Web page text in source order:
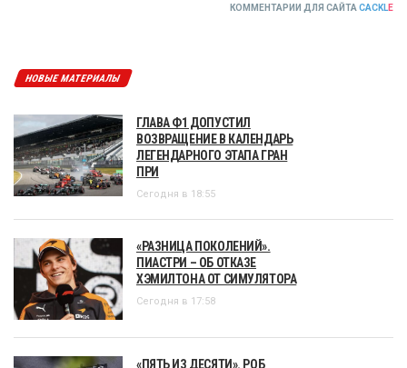
КОММЕНТАРИИ ДЛЯ САЙТА CACKLE
НОВЫЕ МАТЕРИАЛЫ
ГЛАВА Ф1 ДОПУСТИЛ
ВОЗВРАЩЕНИЕ В КАЛЕНДАРЬ
ЛЕГЕНДАРНОГО ЭТАПА ГРАН
ПРИ
Сегодня в 18:55
«РАЗНИЦА ПОКОЛЕНИЙ».
ПИАСТРИ – ОБ ОТКАЗЕ
ХЭМИЛТОНА ОТ СИМУЛЯТОРА
Сегодня в 17:58
«ПЯТЬ ИЗ ДЕСЯТИ». РОБ